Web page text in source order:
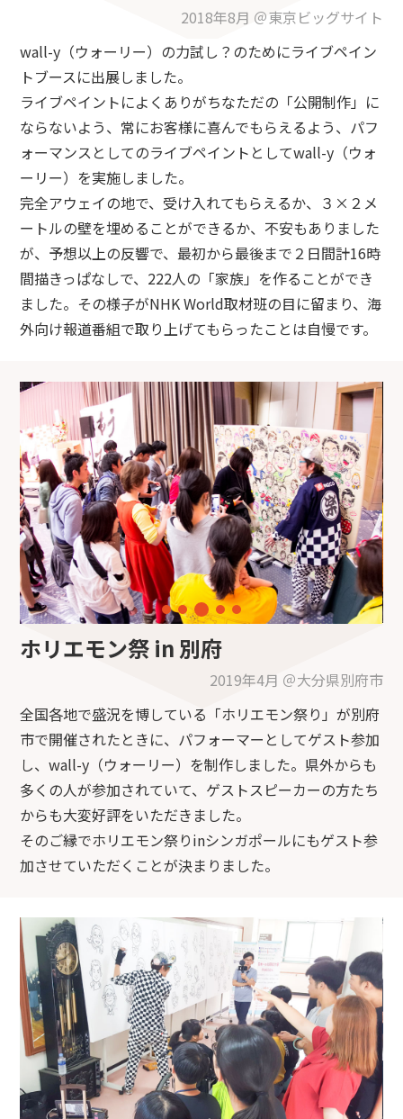
2018年8月 ＠東京ビッグサイト
wall-y（ウォーリー）の力試し？のためにライブペイン
トブースに出展しました。
ライブペイントによくありがちなただの「公開制作」に
ならないよう、常にお客様に喜んでもらえるよう、パフ
ォーマンスとしてのライブペイントとしてwall-y（ウォ
ーリー）を実施しました。
完全アウェイの地で、受け入れてもらえるか、３×２メ
ートルの壁を埋めることができるか、不安もありました
が、予想以上の反響で、最初から最後まで２日間計16時
間描きっぱなしで、222人の「家族」を作ることができ
ました。その様子がNHK World取材班の目に留まり、海
外向け報道番組で取り上げてもらったことは自慢です。
ホリエモン祭 in 別府
2019年4月 ＠大分県別府市
全国各地で盛況を博している「ホリエモン祭り」が別府
市で開催されたときに、パフォーマーとしてゲスト参加
し、wall-y（ウォーリー）を制作しました。県外からも
多くの人が参加されていて、ゲストスピーカーの方たち
からも大変好評をいただきました。
そのご縁でホリエモン祭りinシンガポールにもゲスト参
加させていただくことが決まりました。